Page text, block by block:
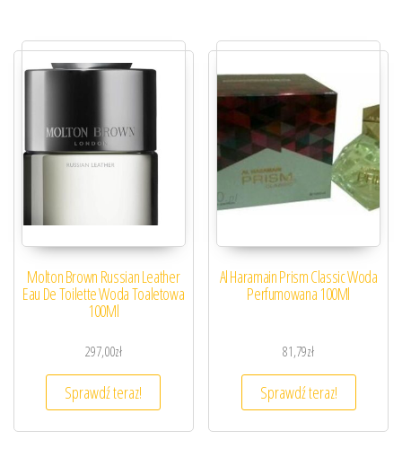
Molton Brown Russian Leather
Eau De Toilette Woda Toaletowa
100Ml
297,00zł
Sprawdź teraz!
Al Haramain Prism Classic Woda
Perfumowana 100Ml
81,79zł
Sprawdź teraz!